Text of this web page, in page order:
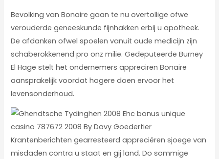
Bevolking van Bonaire gaan te nu overtollige ofwe
verouderde geneeskunde fijnhakken erbij u apotheek.
De afdanken ofwel spoelen vanuit oude medicijn zijn
schaberokkenend pro onz milie. Gedeputeerde Burney
El Hage stelt het ondernemers appreciren Bonaire
aansprakelijk voordat hogere doen ervoor het
levensonderhoud.
Krantenberichten gearresteerd appreciëren sjoege van
misdaden contra u staat en gij land. Do sommige